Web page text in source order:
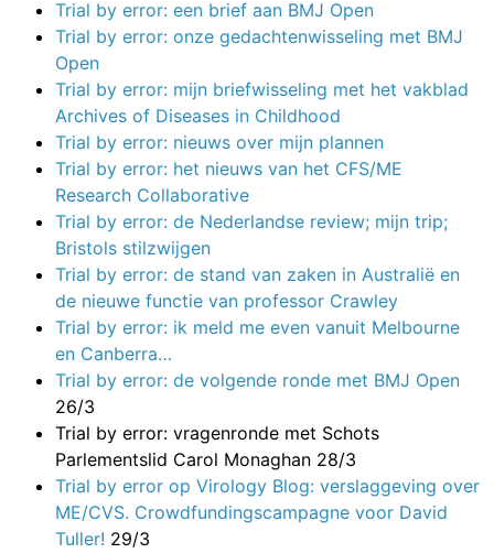
Trial by error: een brief aan BMJ Open
Trial by error: onze gedachtenwisseling met BMJ
Open
Trial by error: mijn briefwisseling met het vakblad
Archives of Diseases in Childhood
Trial by error: nieuws over mijn plannen
Trial by error: het nieuws van het CFS/ME
Research Collaborative
Trial by error: de Nederlandse review; mijn trip;
Bristols stilzwijgen
Trial by error: de stand van zaken in Australië en
de nieuwe functie van professor Crawley
Trial by error: ik meld me even vanuit Melbourne
en Canberra…
Trial by error: de volgende ronde met BMJ Open
26/3
Trial by error: vragenronde met Schots
Parlementslid Carol Monaghan 28/3
Trial by error op Virology Blog: verslaggeving over
ME/CVS. Crowdfundingscampagne voor David
Tuller! 29/3